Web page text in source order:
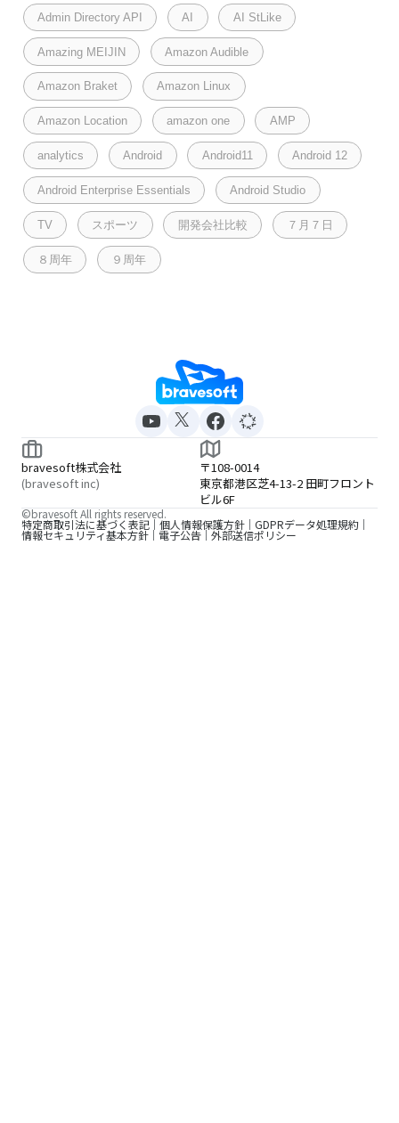
Admin Directory API AI AI StLike
Amazing MEIJIN Amazon Audible
Amazon Braket Amazon Linux
Amazon Location amazon one AMP
analytics Android Android11 Android 12
Android Enterprise Essentials Android Studio
TV スポーツ 開発会社比較 ７月７日
８周年 ９周年
bravesoft株式会社
(bravesoft inc)
〒108-0014
東京都港区芝4-13-2 田町フロント
ビル6F
特定商取引法に基づく表記 個人情報保護方針 GDPRデータ処理規約
情報セキュリティ基本方針 電子公告 外部送信ポリシー
©bravesoft All rights reserved.